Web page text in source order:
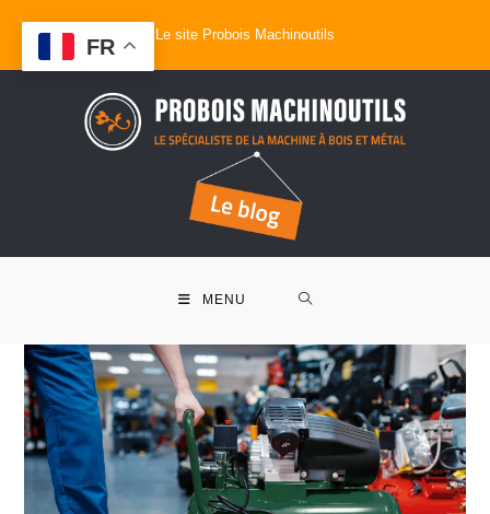
Le site Probois Machinoutils
MENU
FR